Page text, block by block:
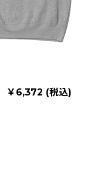
￥6,372 (税込)